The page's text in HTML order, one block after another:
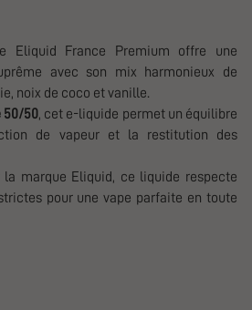
Eliquid France Premium offre une
avec son mix harmonieux de
noix de coco et vanille.
50/50, cet e-liquide permet un équilibre
de vapeur et la restitution des
la marque Eliquid, ce liquide respecte
pour une vape parfaite en toute